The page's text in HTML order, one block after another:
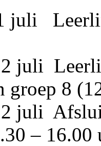
juli
juli
groep 8
juli
– 16.00